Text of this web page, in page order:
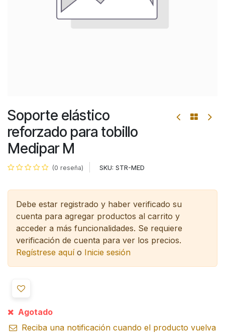
Soporte elástico
reforzado para tobillo
Medipar M
(0 reseña) SKU: STR-MED
Debe estar registrado y haber verificado su
cuenta para agregar productos al carrito y
acceder a más funcionalidades. Se requiere
verificación de cuenta para ver los precios.
Regístrese aquío Inicie sesión
Agotado
Reciba una notificación cuando el producto vuelva